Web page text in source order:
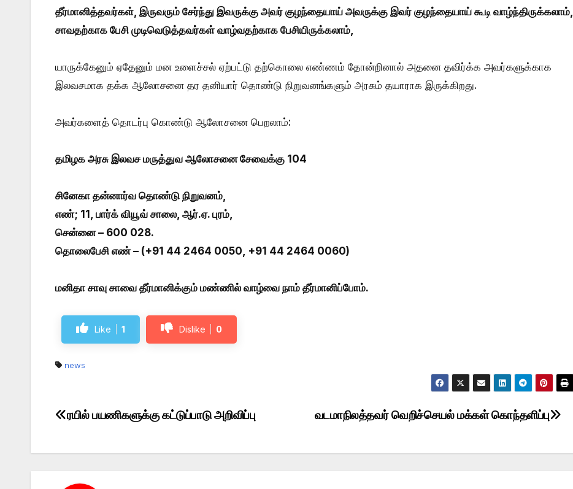
தீர்மானித்தவர்கள், இருவரும் சேர்ந்து இவருக்கு அவர் குழந்தையாய் அவருக்கு இவர் குழந்தையாய் கூடி வாழ்ந்திருக்கலாம்,
சாவதற்காக பேசி முடிவெடுத்தவர்கள் வாழ்வதற்காக பேசியிருக்கலாம்,
யாருக்கேனும் ஏதேனும் மன உளைச்சல் ஏற்பட்டு தற்கொலை எண்ணம் தோன்றினால் அதனை தவிர்க்க அவர்களுக்காக
இலவசமாக தக்க ஆலோசனை தர தனியார் தொண்டு நிறுவனங்களும் அரசும் தயாராக இருக்கிறது.
அவர்களைத் தொடர்பு கொண்டு ஆலோசனை பெறலாம்:
தமிழக அரசு இலவச மருத்துவ ஆலோசனை சேவைக்கு 104
சினேகா தன்னார்வ தொண்டு நிறுவனம்,
எண்; 11, பார்க் வியூவ் சாலை, ஆர்.ஏ. புரம்,
சென்னை – 600 028.
தொலைபேசி எண் – (+91 44 2464 0050, +91 44 2464 0060)
மனிதா சாவு சாவை தீர்மானிக்கும் மண்ணில் வாழ்வை நாம் தீர்மானிப்போம்.
Like 1 Dislike 0
news
Post
வடமாநிலத்தவர் வெறிச்செயல் மக்கள் கொந்தளிப்பு
ரயில் பயணிகளுக்கு கட்டுப்பாடு அறிவிப்பு